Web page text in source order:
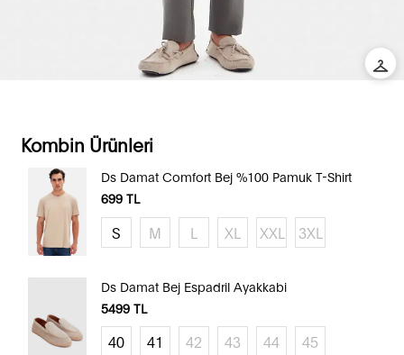
Kombin Ürünleri
Ds Damat Comfort Bej %100 Pamuk T-Shirt
699 TL
S M L XL XXL 3XL
Ds Damat Bej Espadril Ayakkabi
5499 TL
40 41 42 43 44 45